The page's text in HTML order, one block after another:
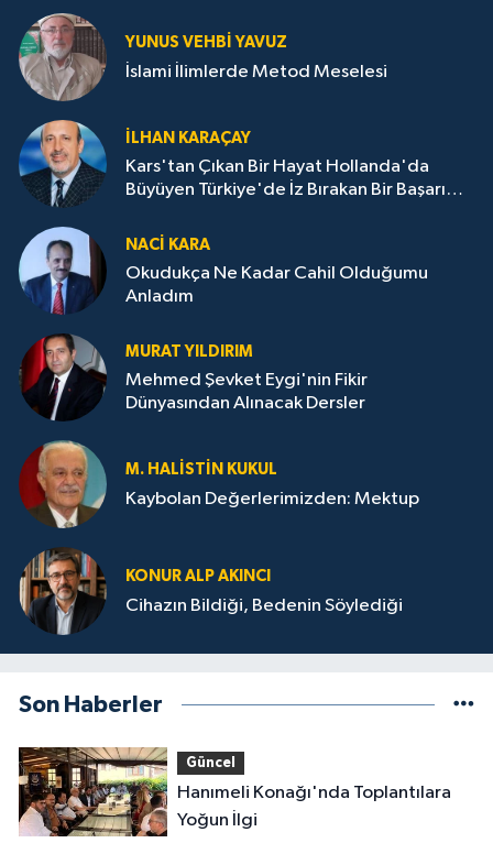
YUNUS VEHBI YAVUZ
İslami İlimlerde Metod Meselesi
İLHAN KARAÇAY
Kars'tan Çıkan Bir Hayat Hollanda'da
Büyüyen Türkiye'de İz Bırakan Bir Başarı
NACI KARA
Okudukça Ne Kadar Cahil Olduğumu
Anladım
MURAT YILDIRIM
Mehmed Şevket Eygi'nin Fikir
Dünyasından Alınacak Dersler
M. HALISTIN KUKUL
Kaybolan Değerlerimizden: Mektup
KONUR ALP AKINCI
Cihazın Bildiği, Bedenin Söylediği
Son Haberler
Güncel
Hanımeli Konağı'nda Toplantılara
Yoğun İlgi